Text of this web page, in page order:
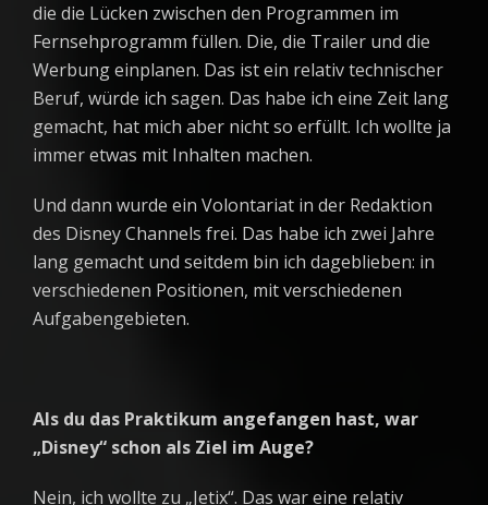
die die Lücken zwischen den Programmen im
Fernsehprogramm füllen. Die, die Trailer und die
Werbung einplanen. Das ist ein relativ technischer
Beruf, würde ich sagen. Das habe ich eine Zeit lang
gemacht, hat mich aber nicht so erfüllt. Ich wollte ja
immer etwas mit Inhalten machen.
Und dann wurde ein Volontariat in der Redaktion
des Disney Channels frei. Das habe ich zwei Jahre
lang gemacht und seitdem bin ich dageblieben: in
verschiedenen Positionen, mit verschiedenen
Aufgabengebieten.
Als du das Praktikum angefangen hast, war
„Disney“ schon als Ziel im Auge?
Nein, ich wollte zu „Jetix“. Das war eine relativ